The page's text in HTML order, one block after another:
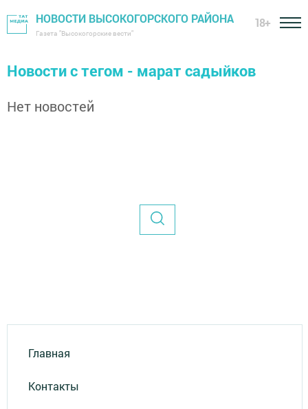
НОВОСТИ ВЫСОКОГОРСКОГО РАЙОНА
Газета "Высокогорские вести"
18+
Новости с тегом - марат садыйков
Нет новостей
Главная
Контакты